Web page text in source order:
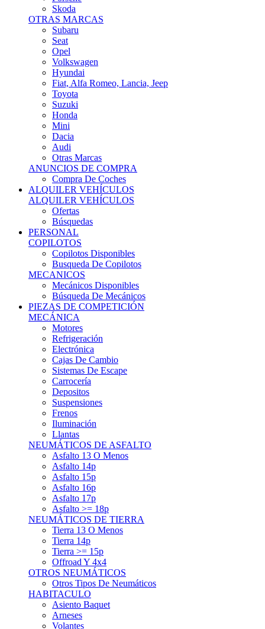
OTRAS MARCAS
Subaru
Seat
Opel
Volkswagen
Hyundai
Fiat, Alfa Romeo, Lancia, Jeep
Toyota
Suzuki
Honda
Mini
Dacia
Audi
Otras Marcas
ANUNCIOS DE COMPRA
Compra De Coches
ALQUILER VEHÍCULOS
ALQUILER VEHÍCULOS
Ofertas
Búsquedas
PERSONAL
COPILOTOS
Copilotos Disponibles
Busqueda De Copilotos
MECANICOS
Mecánicos Disponibles
Búsqueda De Mecánicos
PIEZAS DE COMPETICIÓN
MECÁNICA
Motores
Refrigeración
Electrónica
Cajas De Cambio
Sistemas De Escape
Carrocería
Depositos
Suspensiones
Frenos
Iluminación
Llantas
NEUMÁTICOS DE ASFALTO
Asfalto 13 O Menos
Asfalto 14p
Asfalto 15p
Asfalto 16p
Asfalto 17p
Asfalto >= 18p
NEUMÁTICOS DE TIERRA
Tierra 13 O Menos
Tierra 14p
Tierra >= 15p
Offroad Y 4x4
OTROS NEUMÁTICOS
Otros Tipos De Neumáticos
HABITACULO
Asiento Baquet
Arneses
Volantes
Pedales